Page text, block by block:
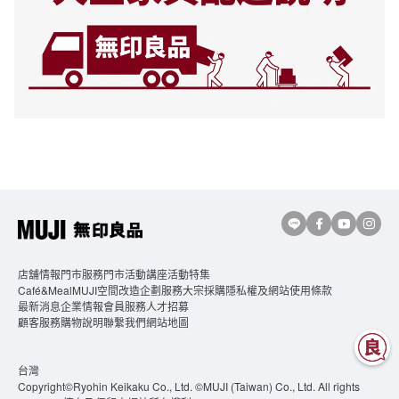
台灣
Copyright©Ryohin Keikaku Co., Ltd. ©MUJI (Taiwan) Co., Ltd. All rights
店舖情報門市服務門市活動講座活動特集
Café&MealMUJI空間改造企劃服務大宗採購隱私權及網站使用條款
最新消息企業情報會員服務人才招募
顧客服務購物說明聯繫我們網站地圖